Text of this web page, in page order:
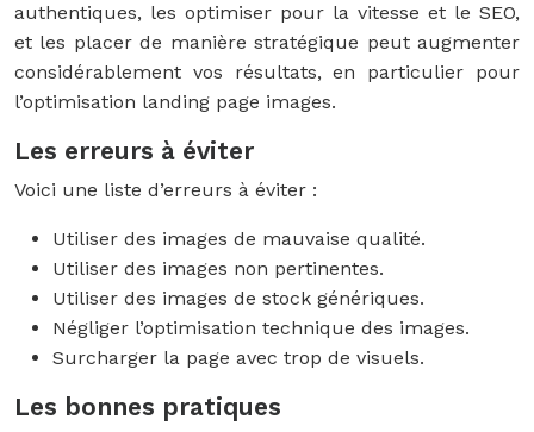
authentiques, les optimiser pour la vitesse et le SEO,
et les placer de manière stratégique peut augmenter
considérablement vos résultats, en particulier pour
l’optimisation landing page images.
Les erreurs à éviter
Voici une liste d’erreurs à éviter :
Utiliser des images de mauvaise qualité.
Utiliser des images non pertinentes.
Utiliser des images de stock génériques.
Négliger l’optimisation technique des images.
Surcharger la page avec trop de visuels.
Les bonnes pratiques